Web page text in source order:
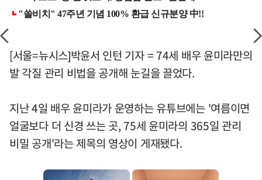
[서울=뉴시스]박윤서 인턴 기자 = 74세 배우 윤미라만의
발 각질 관리 비법을 공개해 눈길을 끌었다.
지난 4일 배우 윤미라가 운영하는 유튜브에는 '여름이면
얼굴보다 더 신경 쓰는 곳, 75세 윤미라의 365일 관리
비밀 공개'라는 제목의 영상이 게재됐다.